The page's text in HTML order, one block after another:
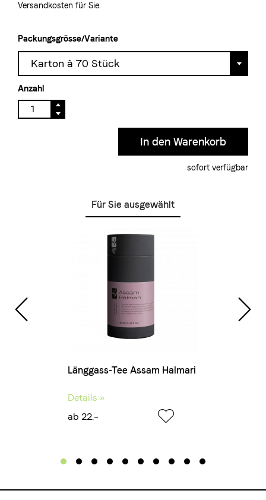
Versandkosten für Sie.
Packungsgrösse/Variante
Karton à 70 Stück
Anzahl
sofort verfügbar
Für Sie ausgewählt
Länggass-Tee Assam Halmari
Details »
ab 22.–